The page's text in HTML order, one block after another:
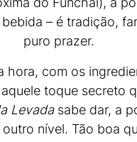
– é tradição,
puro prazer.
hora, com os
toque secreto
Levadasabe dar, a
outro nível. Tão boa